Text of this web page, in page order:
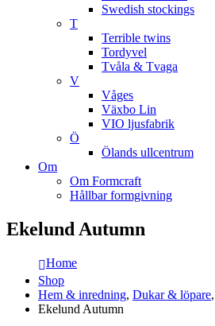
Swedish stockings
T
Terrible twins
Tordyvel
Tvåla & Tvaga
V
Våges
Växbo Lin
VIO ljusfabrik
Ö
Ölands ullcentrum
Om
Om Formcraft
Hållbar formgivning
Ekelund Autumn
Home
Shop
Hem & inredning, Dukar & löpare,
Ekelund Autumn